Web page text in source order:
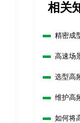
相关
精密成
高速场
选型高
维护高
如何将